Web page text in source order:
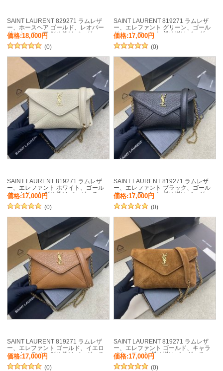
SAINT LAURENT 829271 ラムレザ
ー、ホースヘア ゴールド、レオパー
ド、ホースヘア 斜め掛けバッグ、ハ
ンドバッグ、封筒バッグ 封筒
19x12cm サイズ:19x12cm
価格:18,000円
(0)
SAINT LAURENT 819271 ラムレザ
ー、エレファント グリーン、ゴール
ド、エレファント 斜め掛けバッグ、
チェーンバッグ、封筒バッグ チェー
ン、封筒、カリプソ、ミニ 19x12cm
価格:17,000円
(0)
SAINT LAURENT 819271 ラムレザ
ー、エレファント ホワイト、ゴール
ド、クリーム 斜め掛けバッグ、チェ
ーンバッグ、封筒バッグ チェーン、
封筒、カリプソ、ミニ 19x12cm サイ
価格:17,000円
(0)
SAINT LAURENT 819271 ラムレザ
ー、エレファント ブラック、ゴール
ド、エレファント 斜め掛けバッグ、
チェーンバッグ、封筒バッグ チェー
ン、封筒、カリプソ、ミニ 19x12cm
価格:17,000円
(0)
SAINT LAURENT 819271 ラムレザ
ー、エレファント ゴールド、イエロ
ー、キャラメル 斜め掛けバッグ、チ
ェーンバッグ、封筒バッグ チェー
ン、封筒、カリプソ、ミニ 19x12cm
価格:17,000円
(0)
SAINT LAURENT 819271 ラムレザ
ー、エレファント ゴールド、キャラ
メル、マット 斜め掛けバッグ、チェ
ーンバッグ、封筒バッグ チェーン、
封筒、カリプソ、ミニ 19x12cm サイ
価格:17,000円
(0)